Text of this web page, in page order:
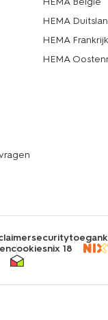
HEMA
HEMA Frankrijk
HEMA
security
cookiesnix 18